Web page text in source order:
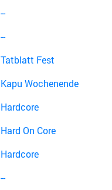
--
--
Tatblatt Fest
Kapu Wochenende
Hardcore
Hard On Core
Hardcore
--